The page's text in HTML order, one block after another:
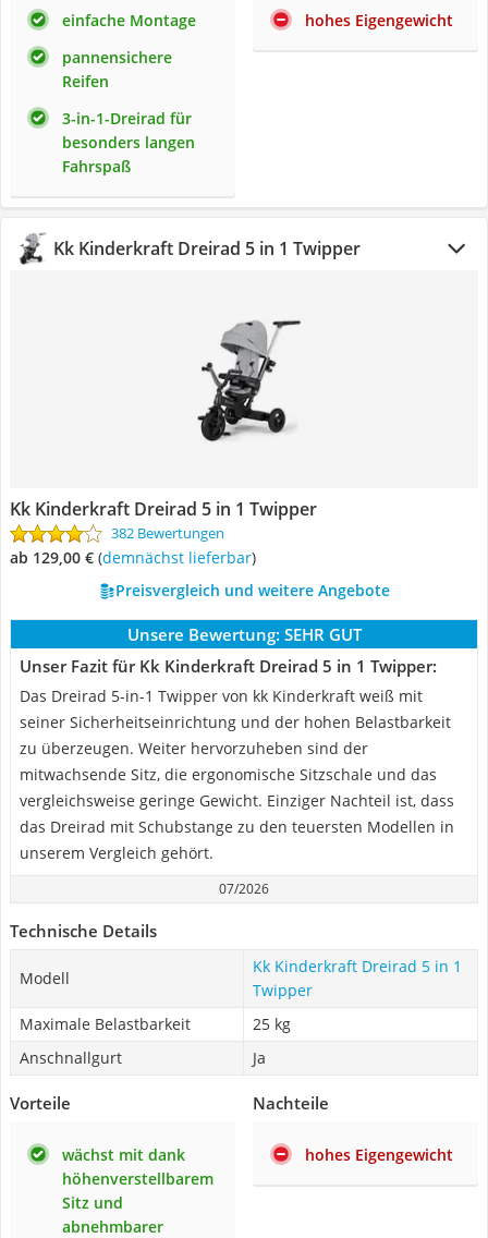
einfache Montage
pannensichere
Reifen
3-in-1-Dreirad für
besonders langen
Fahrspaß
hohes Eigengewicht
Kk Kinderkraft Dreirad 5 in 1 Twipper
Kk Kinderkraft Dreirad 5 in 1 Twipper
382 Bewertungen
ab 129,00 € ( Demnächst lieferbar)
Preisvergleich und weitere Angebote
Unsere Bewertung: SEHR GUT
Unser Fazit für Kk Kinderkraft Dreirad 5 in 1 Twipper:
Das Dreirad 5-in-1 Twipper von kk Kinderkraft weiß mit
seiner Sicherheitseinrichtung und der hohen Belastbarkeit
zu überzeugen. Weiter hervorzuheben sind der
mitwachsende Sitz, die ergonomische Sitzschale und das
vergleichsweise geringe Gewicht. Einziger Nachteil ist, dass
das Dreirad mit Schubstange zu den teuersten Modellen in
unserem Vergleich gehört.
07/2026
Technische Details
Modell
Kk Kinderkraft Dreirad 5 in 1
Twipper
Maximale Belastbarkeit
25 kg
Anschnallgurt
Ja
Vorteile
wächst mit dank
höhenverstellbarem
Sitz und
abnehmbarer
Nachteile
hohes Eigengewicht